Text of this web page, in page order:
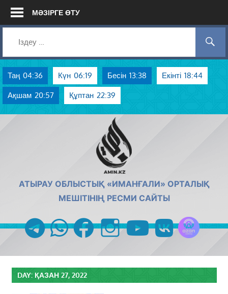
Skip
МӘЗІРГЕ ӨТУ
Таң 04:36 Күн 06:19 Бесін 13:38 Екінті 18:44
Ақшам 20:57 Құптан 22:39
АТЫРАУ ОБЛЫСТЫҚ «ИМАНҒАЛИ» ОРТАЛЫҚ
МЕШІТІНІҢ РЕСМИ САЙТЫ
telegramwhatsappfacebookinstagramyoutubevk
DAY: ҚАЗАН 27, 2022